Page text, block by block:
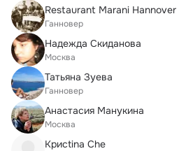
Restaurant Marani Hannover
Ганновер
Надежда Скиданова
Москва
Татьяна Зуева
Ганновер
Анастасия Манукина
Москва
Крисtina Che